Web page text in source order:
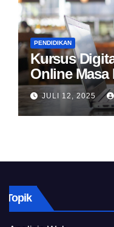
PENDIDIKAN
Kursus
Online Masa
JULI 12, 2025
Topik